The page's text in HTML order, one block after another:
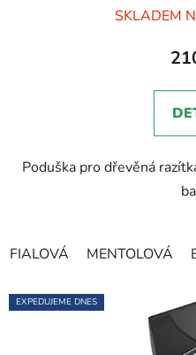
SKLADEM
Poduška pro dřevěná
FIALOVÁ MENTOLOVÁ
EXPEDUJEME DNES